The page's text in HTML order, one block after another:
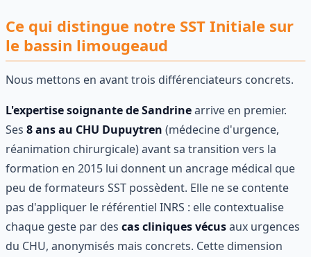
Ce qui distingue notre SST Initiale sur
le bassin limougeaud
Nous mettons en avant trois différenciateurs concrets.
L'expertise soignante de Sandrinearrive en premier.
Ses 8 ans au CHU Dupuytren (médecine d'urgence,
réanimation chirurgicale) avant sa transition vers la
formation en 2015 lui donnent un ancrage médical que
peu de formateurs SST possèdent. Elle ne se contente
pas d'appliquer le référentiel INRS : elle contextualise
chaque geste par des cas cliniques vécusaux urgences
du CHU, anonymisés mais concrets. Cette dimension